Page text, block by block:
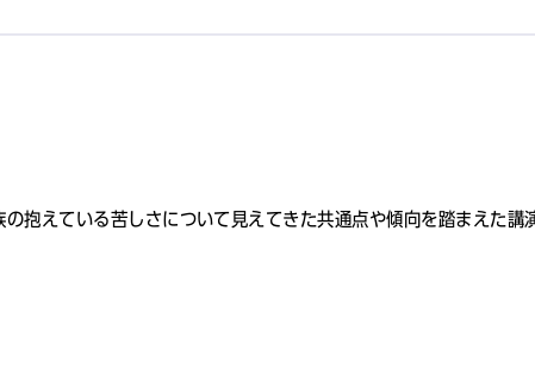
抱えている苦しさについて見えてきた共通点や傾向を踏まえた講